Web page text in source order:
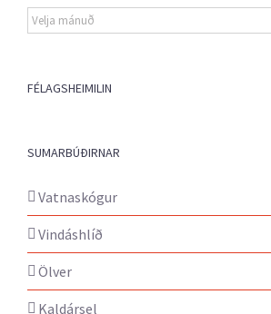
Eldri
fréttir
FÉLAGSHEIMILIN
SUMARBÚÐIRNAR
Vatnaskógur
Vindáshlíð
Ölver
Kaldársel